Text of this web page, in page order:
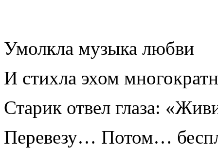
Умолкла музыка любви
И стихла эхом
Старик отвел глаза:
Перевезу… Потом…